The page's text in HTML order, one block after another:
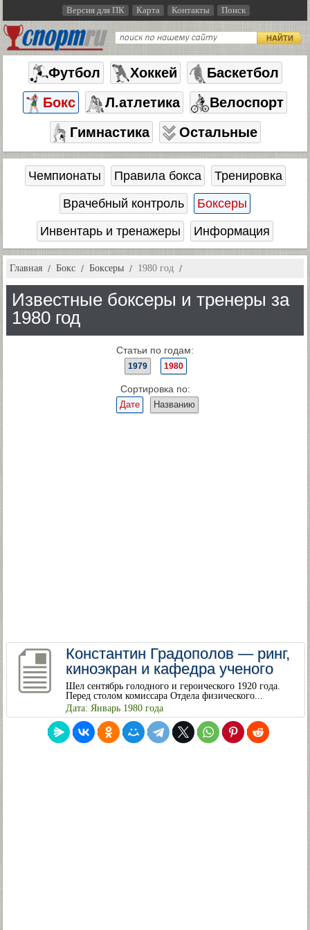
Версия для ПК Карта Контакты Поиск
НАЙТИ
Футбол Хоккей
Баскетбол
Бокс
Л.атлетика
Велоспорт
Гимнастика
Остальные
Чемпионаты Правила бокса
Тренировка
Врачебный контроль
Боксеры
Инвентарь и тренажеры
Информация
Главная Бокс Боксеры 1980 год
Известные боксеры и тренеры за
1980 год
Статьи по годам:
1979 1980
Сортировка по:
Дате Названию
Константин Градополов — ринг,
киноэкран и кафедра ученого
Шел сентябрь голодного и героического 1920 года.
Перед столом комиссара Отдела физического...
Дата: Январь 1980 года